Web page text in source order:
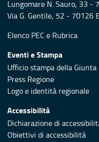
Lungomare N. Sauro, 33 -
Via G. Gentile, 52 - 70126
Elenco PEC e Rubrica
Eventi e Stampa
Ufficio stampa della Giunta
Press Regione
Logo e identità regionale
Accessibilità
Dichiarazione di
Obiettivi di accessibilità